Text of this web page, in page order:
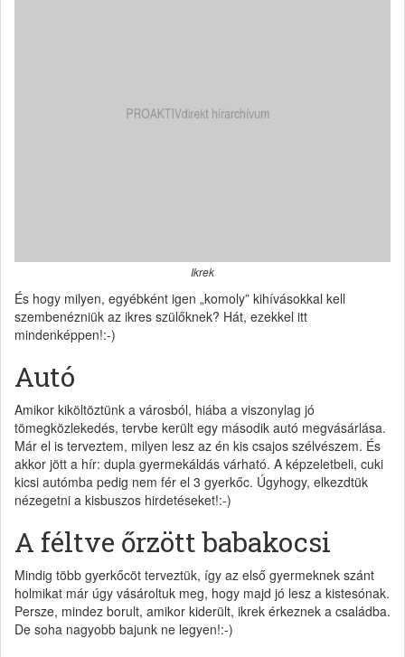
Ikrek
És hogy milyen, egyébként igen „komoly” kihívásokkal kell
szembenézniük az ikres szülőknek? Hát, ezekkel itt
mindenképpen!:-)
Autó
Amikor kiköltöztünk a városból, hiába a viszonylag jó
tömegközlekedés, tervbe került egy második autó megvásárlása.
Már el is terveztem, milyen lesz az én kis csajos szélvészem. És
akkor jött a hír: dupla gyermekáldás várható. A képzeletbeli, cuki
kicsi autómba pedig nem fér el 3 gyerkőc. Úgyhogy, elkezdtük
nézegetni a kisbuszos hirdetéseket!:-)
A féltve őrzött babakocsi
Mindig több gyerkőcöt terveztük, így az első gyermeknek szánt
holmikat már úgy vásároltuk meg, hogy majd jó lesz a kistesónak.
Persze, mindez borult, amikor kiderült, ikrek érkeznek a családba.
De soha nagyobb bajunk ne legyen!:-)